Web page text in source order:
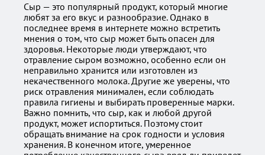
Сыр — это популярный продукт, который многие
любят за его вкус и разнообразие. Однако в
последнее время в интернете можно встретить
мнения о том, что сыр может быть опасен для
здоровья. Некоторые люди утверждают, что
отравление сыром возможно, особенно если он
неправильно хранится или изготовлен из
некачественного молока. Другие же уверены, что
риск отравления минимален, если соблюдать
правила гигиены и выбирать проверенные марки.
Важно помнить, что сыр, как и любой другой
продукт, может испортиться. Поэтому стоит
обращать внимание на срок годности и условия
хранения. В конечном итоге, умеренное